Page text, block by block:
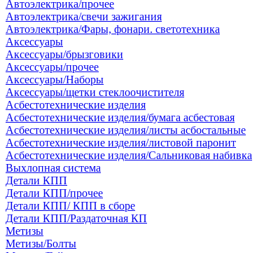
Автоэлектрика/прочее
Автоэлектрика/свечи зажигания
Автоэлектрика/Фары, фонари. светотехника
Аксессуары
Аксессуары/брызговики
Аксессуары/прочее
Аксессуары/Наборы
Аксессуары/щетки стеклоочистителя
Асбестотехнические изделия
Асбестотехнические изделия/бумага асбестовая
Асбестотехнические изделия/листы асбостальные
Асбестотехнические изделия/листовой паронит
Асбестотехнические изделия/Сальниковая набивка
Выхлопная система
Детали КПП
Детали КПП/прочее
Детали КПП/ КПП в сборе
Детали КПП/Раздаточная КП
Метизы
Метизы/Болты